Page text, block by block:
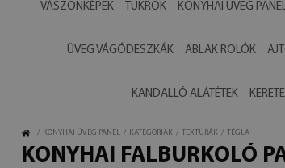
VÁSZONKÉPEK TÜKRÖK KONYHAI ÜVEG
ÜVEG VÁGÓDESZKÁK ABLAK ROLÓK
KANDALLÓ ALÁTÉTEK
/ KONYHAI ÜVEG PANEL / KATEGÓRIÁK / TEXTÚRÁK / TÉGLA
KONYHAI FALBURKOLÓ